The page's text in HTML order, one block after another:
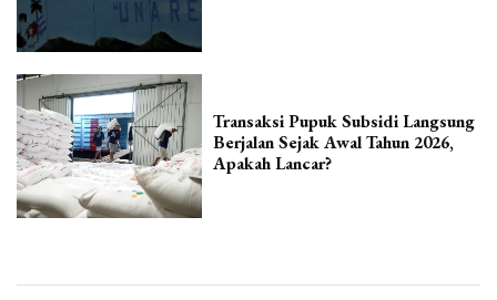
Transaksi Pupuk Subsidi Langsung
Berjalan Sejak Awal Tahun 2026,
Apakah Lancar?